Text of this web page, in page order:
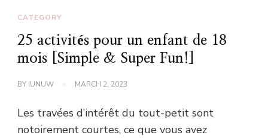
CATEGORY
25 activités pour un enfant de 18
mois [Simple & Super Fun!]
BY IUNUW MARCH 2, 2023
Les travées d’intérêt du tout-petit sont
notoirement courtes, ce que vous avez